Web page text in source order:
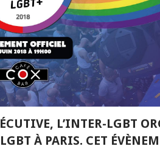
L’INTER-LGBT
À PARIS. CET